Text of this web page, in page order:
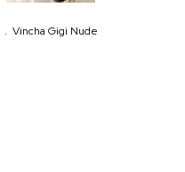
. Vincha Gigi Nude